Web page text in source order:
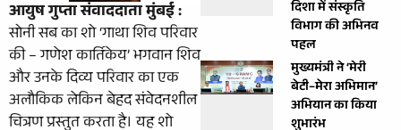
आयुष गुप्ता संवाददाता मुंबई :
सोनी सब का शो ‘गाथा शिव परिवार
की – गणेश कार्तिकेय’ भगवान शिव
और उनके दिव्य परिवार का एक
अलौकिक लेकिन बेहद संवेदनशील
चित्रण प्रस्तुत करता है। यह शो
दिशा में संस्कृति
विभाग की अभिनव
पहल
मुख्यमंत्री ने ‘मेरी
बेटी–मेरा अभिमान’
अभियान का किया
शुभारंभ